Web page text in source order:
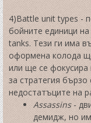
4)Battle unit types-
бойните единици
tanks. Тези ги има
оформена колода
или ще се фокусира
за стратегия
недостатъците на
Assassins-
демидж, но